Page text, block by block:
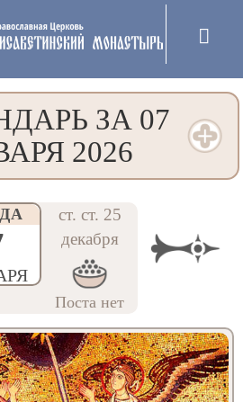
ЗА 07
2026
ст. ст. 25
декабря
Поста нет